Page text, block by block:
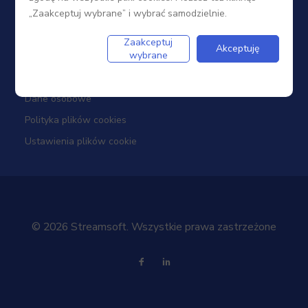
Dane osobowe
Polityka plików cookies
Ustawienia plików cookie
© 2026 Streamsoft. Wszystkie prawa zastrzeżone
„Zaakceptuj wybrane” i wybrać samodzielnie.
Zaakceptuj
wybrane
Akceptuję